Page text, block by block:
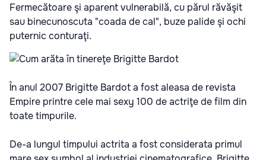
Fermecătoare şi aparent vulnerabilă, cu părul răvăşit
sau binecunoscuta "coada de cal", buze palide şi ochi
puternic conturaţi.
În anul 2007 Brigitte Bardot a fost aleasa de revista
Empire printre cele mai sexy 100 de actriţe de film din
toate timpurile.
De-a lungul timpului actrita a fost considerata primul